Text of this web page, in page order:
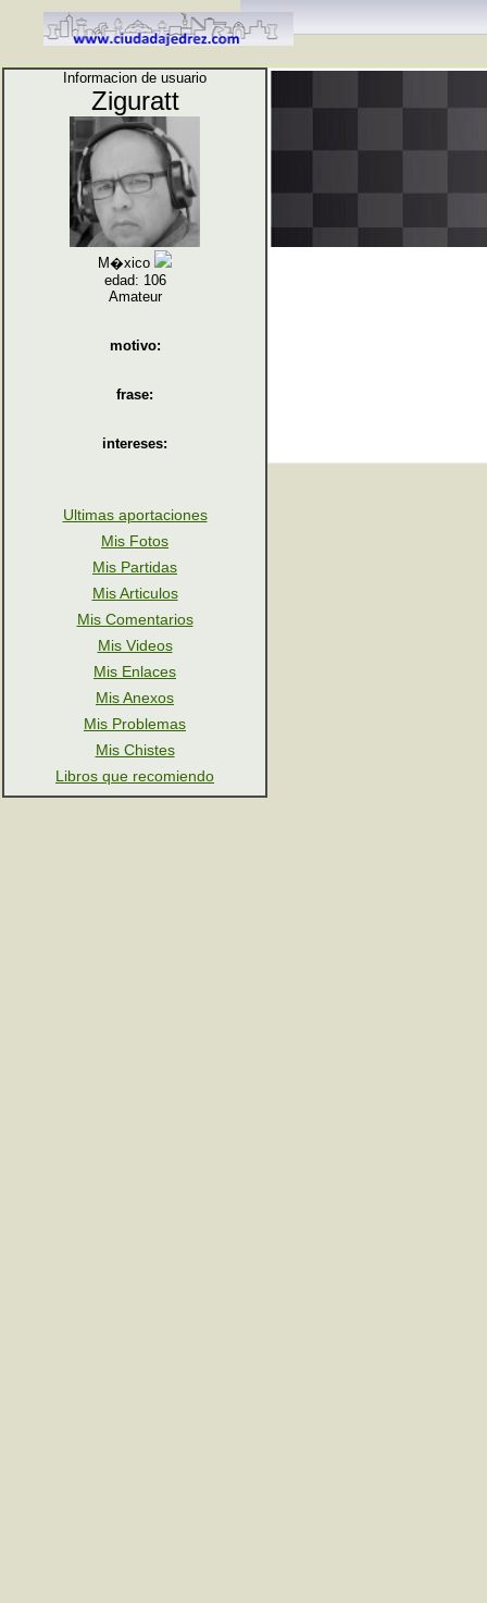
Informacion de usuario
Ziguratt
M�xico
edad: 106
Amateur
motivo:
frase:
intereses:
Ultimas aportaciones
Mis Fotos
Mis Partidas
Mis Articulos
Mis Comentarios
Mis Videos
Mis Enlaces
Mis Anexos
Mis Problemas
Mis Chistes
Libros que recomiendo